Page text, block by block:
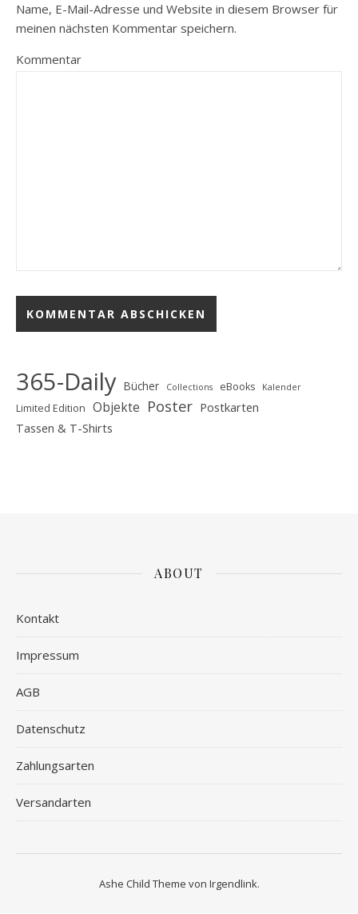
Name, E-Mail-Adresse und Website in diesem Browser für
meinen nächsten Kommentar speichern.
Kommentar
365-Daily Bücher Collections eBooks Kalender
Limited Edition Objekte Poster Postkarten
Tassen & T-Shirts
ABOUT
Kontakt
Impressum
AGB
Datenschutz
Zahlungsarten
Versandarten
Ashe Child Theme von Irgendlink.